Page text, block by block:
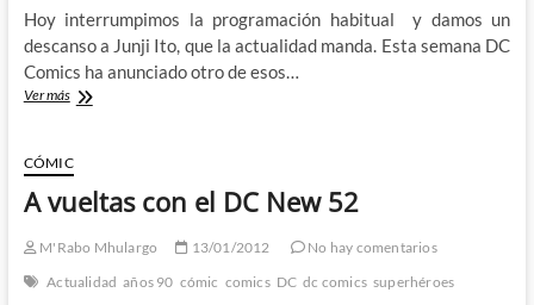
Hoy interrumpimos la programación habitual y damos un
descanso a Junji Ito, que la actualidad manda. Esta semana DC
Comics ha anunciado otro de esos…
Ver más¡¡Liefeld,
sucias
manos
de
CÓMIC
A vueltas con el DC New 52
M'Rabo Mhulargo 13/01/2012
No hay comentarios
Actualidad años 90 cómic comics DC dc comics superhéroes